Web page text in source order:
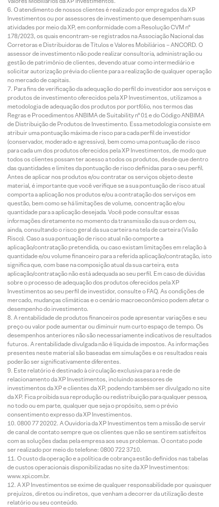
O atendimento de nossos clientes é realizado por empregados da XP
Investimentos ou por assessores de investimento que desempenham suas
atividades por meio da XP, em conformidade com a Resolução CVM nº
178/2023, os quais encontram-se registrados na Associação Nacional das
Corretoras e Distribuidoras de Títulos e Valores Mobiliários – ANCORD. O
assessor de investimento não pode realizar consultoria, administração ou
gestão de patrimônio de clientes, devendo atuar como intermediário e
solicitar autorização prévia do cliente para a realização de qualquer operação
no mercado de capitais.
Para fins de verificação da adequação do perfil do investidor aos serviços e
produtos de investimento oferecidos pela XP Investimentos, utilizamos a
metodologia de adequação dos produtos por portfólio, nos termos das
Regras e Procedimentos ANBIMA de Suitability nº 01 e do Código ANBIMA
de Distribuição de Produtos de Investimento. Essa metodologia consiste em
atribuir uma pontuação máxima de risco para cada perfil de investidor
(conservador, moderado e agressivo), bem como uma pontuação de risco
para cada um dos produtos oferecidos pela XP Investimentos, de modo que
todos os clientes possam ter acesso a todos os produtos, desde que dentro
das quantidades e limites da pontuação de risco definidas para o seu perfil.
Antes de aplicar nos produtos e/ou contratar os serviços objeto deste
material, é importante que você verifique se a sua pontuação de risco atual
comporta a aplicação nos produtos e/ou a contratação dos serviços em
questão, bem como se há limitações de volume, concentração e/ou
quantidade para a aplicação desejada. Você pode consultar essas
informações diretamente no momento da transmissão da sua ordem ou,
ainda, consultando o risco geral da sua carteira na tela de carteira (Visão
Risco). Caso a sua pontuação de risco atual não comporte a
aplicação/contratação pretendida, ou caso existam limitações em relação à
quantidade e/ou volume financeiro para a referida aplicação/contratação, isto
significa que, com base na composição atual da sua carteira, esta
aplicação/contratação não está adequada ao seu perfil. Em caso de dúvidas
sobre o processo de adequação dos produtos oferecidos pela XP
Investimentos ao seu perfil de investidor, consulte o FAQ. As condições de
mercado, mudanças climáticas e o cenário macroeconômico podem afetar o
desempenho do investimento.
A rentabilidade de produtos financeiros pode apresentar variações e seu
preço ou valor pode aumentar ou diminuir num curto espaço de tempo. Os
desempenhos anteriores não são necessariamente indicativos de resultados
futuros. A rentabilidade divulgada não é líquida de impostos. As informações
presentes neste material são baseadas em simulações e os resultados reais
poderão ser significativamente diferentes.
Este relatório é destinado à circulação exclusiva para a rede de
relacionamento da XP Investimentos, incluindo assessores de
investimentos da XP e clientes da XP, podendo também ser divulgado no site
da XP. Fica proibida sua reprodução ou redistribuição para qualquer pessoa,
no todo ou em parte, qualquer que seja o propósito, sem o prévio
consentimento expresso da XP Investimentos.
0800 77 20202. A Ouvidoria da XP Investimentos tem a missão de servir
de canal de contato sempre que os clientes que não se sentirem satisfeitos
com as soluções dadas pela empresa aos seus problemas. O contato pode
ser realizado por meio do telefone: 0800 722 3710.
O custo da operação e a política de cobrança estão definidos nas tabelas
de custos operacionais disponibilizadas no site da XP Investimentos:
www.xpi.com.br.
A XP Investimentos se exime de qualquer responsabilidade por quaisquer
prejuízos, diretos ou indiretos, que venham a decorrer da utilização deste
relatório ou seu conteúdo.